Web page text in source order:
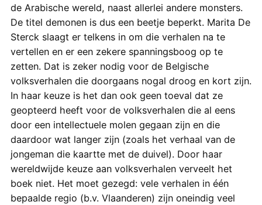
de Arabische wereld, naast allerlei andere monsters.
De titel demonen is dus een beetje beperkt. Marita De
Sterck slaagt er telkens in om die verhalen na te
vertellen en er een zekere spanningsboog op te
zetten. Dat is zeker nodig voor de Belgische
volksverhalen die doorgaans nogal droog en kort zijn.
In haar keuze is het dan ook geen toeval dat ze
geopteerd heeft voor de volksverhalen die al eens
door een intellectuele molen gegaan zijn en die
daardoor wat langer zijn (zoals het verhaal van de
jongeman die kaartte met de duivel). Door haar
wereldwijde keuze aan volksverhalen verveelt het
boek niet. Het moet gezegd: vele verhalen in één
bepaalde regio (b.v. Vlaanderen) zijn oneindig veel